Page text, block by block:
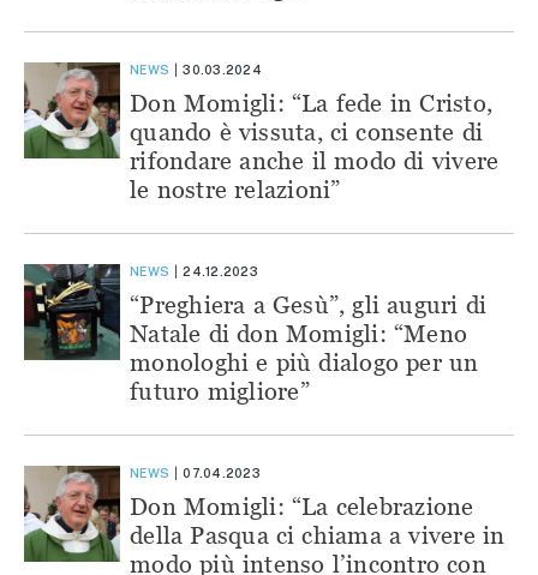
NEWS 30.03.2024
Don Momigli: “La fede in Cristo,
quando è vissuta, ci consente di
rifondare anche il modo di vivere
le nostre relazioni”
NEWS 24.12.2023
“Preghiera a Gesù”, gli auguri di
Natale di don Momigli: “Meno
monologhi e più dialogo per un
futuro migliore”
NEWS 07.04.2023
Don Momigli: “La celebrazione
della Pasqua ci chiama a vivere in
modo più intenso l’incontro con